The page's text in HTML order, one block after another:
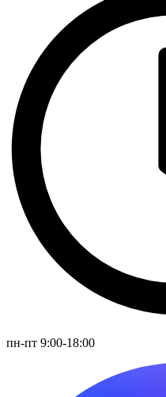
пн-пт 9:00-18:00